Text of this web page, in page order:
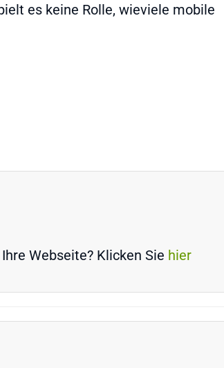
es keine Rolle, wieviele mobile
Webseite? Klicken Sie hier